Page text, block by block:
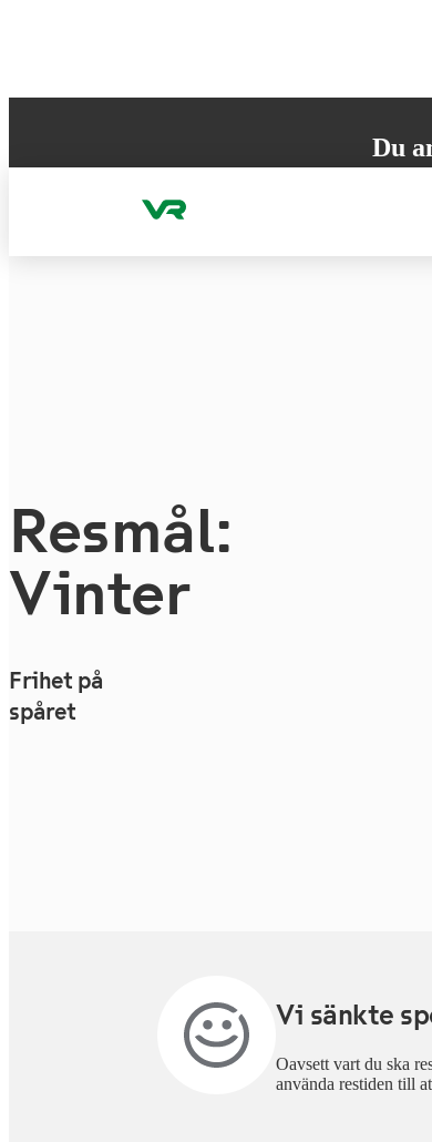
Du
Resmål:
Vinter
Frihet på
spåret
Vi sänkte
Oavsett vart du ska
använda restiden till